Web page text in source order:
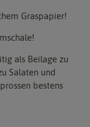
Graspapier!
als Beilage zu
Salaten und
bestens